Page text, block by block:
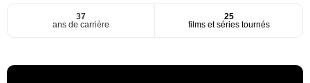
37
ans de carrière
25
films et séries tournés